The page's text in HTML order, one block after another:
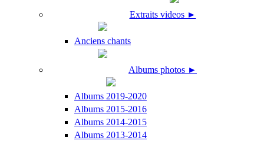
Extraits videos ►
Anciens chants
Albums photos ►
Albums 2019-2020
Albums 2015-2016
Albums 2014-2015
Albums 2013-2014